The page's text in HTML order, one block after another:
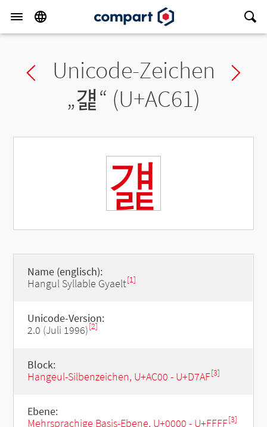
Previous char
Unicode-Zeichen
„걡“ (U+AC61)
걡
Name (englisch):
Hangul Syllable Gyaelt[1]
Unicode-Version:
2.0 (Juli 1996)[2]
Block:
Hangeul-Silbenzeichen, U+AC00 - U+D7AF[3]
Ebene:
Mehrsprachige Basis-Ebene, U+0000 - U+FFFF[3]